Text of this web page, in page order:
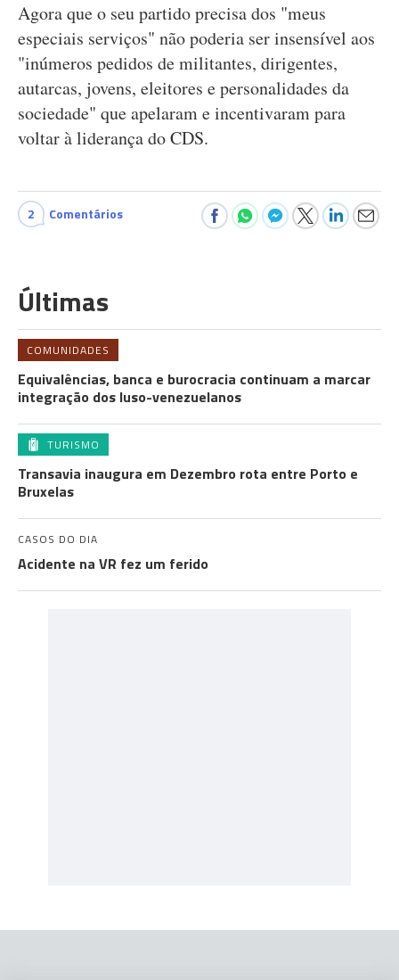
Agora que o seu partido precisa dos "meus
especiais serviços" não poderia ser insensível aos
"inúmeros pedidos de militantes, dirigentes,
autarcas, jovens, eleitores e personalidades da
sociedade" que apelaram e incentivaram para
voltar à liderança do CDS.
2 Comentários
Últimas
COMUNIDADES
Equivalências, banca e burocracia continuam a marcar
integração dos luso-venezuelanos
TURISMO
Transavia inaugura em Dezembro rota entre Porto e
Bruxelas
CASOS DO DIA
Acidente na VR fez um ferido